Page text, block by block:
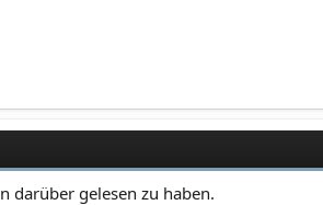
darüber gelesen zu haben.